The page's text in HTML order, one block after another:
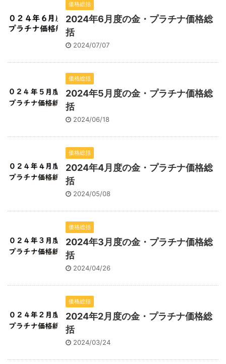
価格総括
2024年6月度の金・プラチナ価格総
括
2024/07/07
価格総括
2024年5月度の金・プラチナ価格総
括
2024/06/18
価格総括
2024年4月度の金・プラチナ価格総
括
2024/05/08
価格総括
2024年3月度の金・プラチナ価格総
括
2024/04/26
価格総括
2024年2月度の金・プラチナ価格総
括
2024/03/24